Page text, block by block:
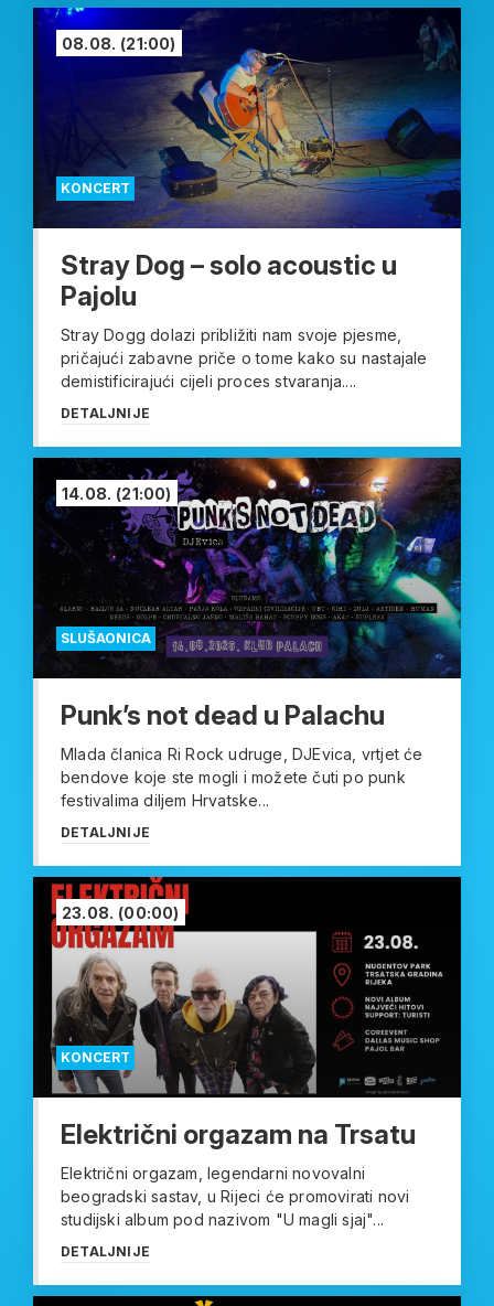
KONCERT
08.08. (21:00)
Stray Dog – solo acoustic u
Pajolu
Stray Dogg dolazi približiti nam svoje pjesme,
pričajući zabavne priče o tome kako su nastajale
demistificirajući cijeli proces stvaranja....
DETALJNIJE
SLUŠAONICA
14.08. (21:00)
Punk’s not dead u Palachu
Mlada članica Ri Rock udruge, DJEvica, vrtjet će
bendove koje ste mogli i možete čuti po punk
festivalima diljem Hrvatske...
DETALJNIJE
KONCERT
23.08. (00:00)
Električni orgazam na Trsatu
Električni orgazam, legendarni novovalni
beogradski sastav, u Rijeci će promovirati novi
studijski album pod nazivom "U magli sjaj"...
DETALJNIJE